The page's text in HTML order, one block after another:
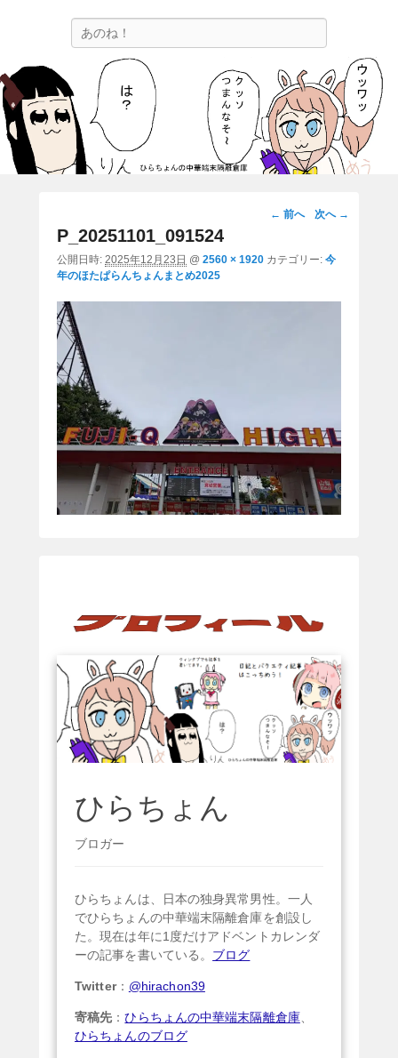
ひらちょんの中華端末隔離倉庫
ほたがページ上部にある検索バーを消してくれたサイトです。
画
← 前へ 次へ →
P_20251101_091524
公開日時: 2025年12月23日 @ 2560 × 1920 カテゴリー: 今
年のほたぱらんちょんまとめ2025
ひらちょん
ブロガー
ひらちょんは、日本の独身異常男性。一人
でひらちょんの中華端末隔離倉庫を創設し
た。現在は年に1度だけアドベントカレンダ
ーの記事を書いている。 ブログ
Twitter： @hirachon39
寄稿先 ：ひらちょんの中華端末隔離倉庫、
ひらちょんのブログ